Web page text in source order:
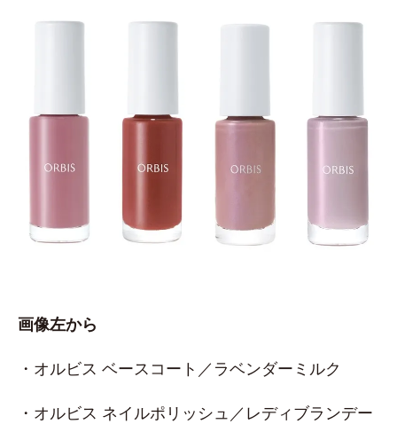
画像左から
・オルビス ベースコート／ラベンダーミルク
・オルビス ネイルポリッシュ／レディブランデー